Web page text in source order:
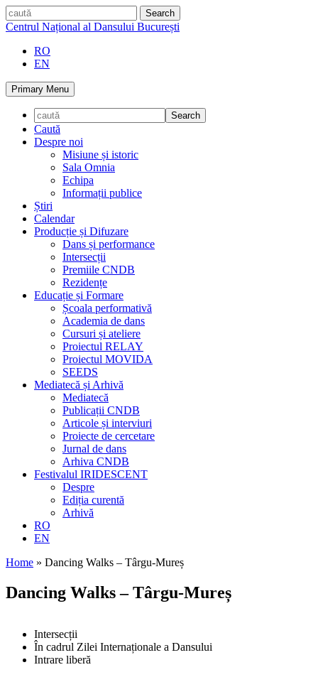
Skip
to
caută
Centrul Național al Dansului București
RO
EN
Primary Menu
Caută
Despre noi
Misiune și istoric
Sala Omnia
Echipa
Informații publice
Știri
Calendar
Producție și Difuzare
Dans și performance
Intersecții
Premiile CNDB
Rezidențe
Educație și Formare
Școala performativă
Academia de dans
Cursuri și ateliere
Proiectul RELAY
Proiectul MOVIDA
SEEDS
Mediatecă și Arhivă
Mediatecă
Publicații CNDB
Articole și interviuri
Proiecte de cercetare
Jurnal de dans
Arhiva CNDB
Festivalul IRIDESCENT
Despre
Ediția curentă
Arhivă
RO
EN
Home » Dancing Walks – Târgu-Mureș
Dancing Walks – Târgu-Mureș
Intersecții
În cadrul Zilei Internaționale a Dansului
Intrare liberă